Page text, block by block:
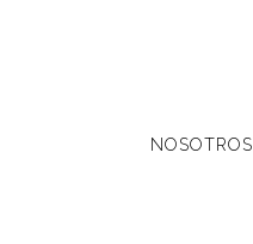
NOSOTROS